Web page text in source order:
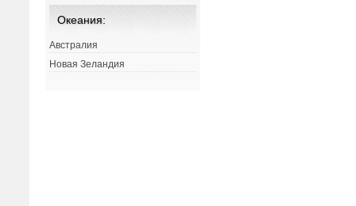
Океания:
Австралия
Новая Зеландия